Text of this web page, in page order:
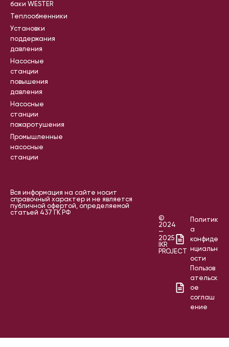
баки WESTER
Теплообменники
Установки
поддержания
давления
Насосные
станции
повышения
давления
Насосные
станции
пожаротушения
Промышленные
насосные
станции
Вся информация на сайте носит
справочный характер и не является
публичной офертой, определяемой
статьей 437 ГК РФ
©
2024
—
2025
IKR
PROJECT
Политик
а
конфиде
нциальн
ости
Пользов
ательск
ое
соглаш
ение